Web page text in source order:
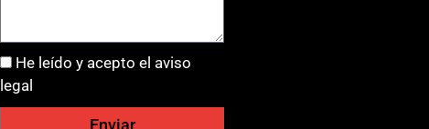
He leído y acepto el aviso
legal
Enviar